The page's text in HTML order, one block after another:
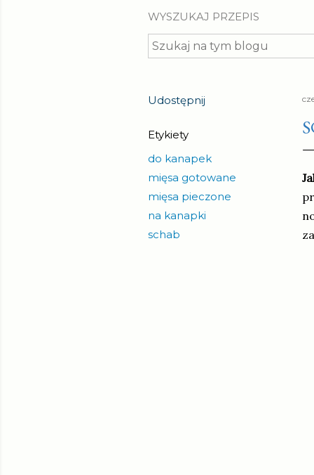
WYSZUKAJ PRZEPIS
Udostępnij
Etykiety
do kanapek
mięsa gotowane
mięsa pieczone
na kanapki
schab